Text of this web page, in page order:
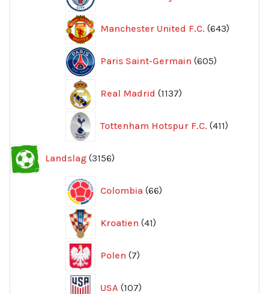
Manchester United F.C. 643
Paris Saint-Germain 605
produkter
Real Madrid 1137
produkter
Tottenham Hotspur F.C. 411
produkter
Landslag 3156
produkter
Colombia 66
produkter
Kroatien 41
produkter
Polen 7
produkter
USA 107